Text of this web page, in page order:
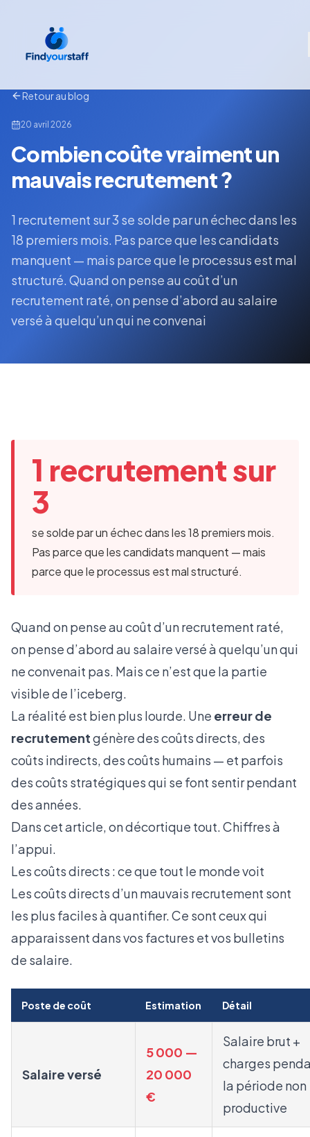
Retour au blog
20 avril 2026
Combien coûte vraiment un
mauvais recrutement ?
1 recrutement sur 3 se solde par un échec dans les
18 premiers mois. Pas parce que les candidats
manquent — mais parce que le processus est mal
structuré. Quand on pense au coût d’un
recrutement raté, on pense d’abord au salaire
versé à quelqu’un qui ne convenai
1 recrutement sur
3
se solde par un échec dans les 18 premiers mois.
Pas parce que les candidats manquent — mais
parce que le processus est mal structuré.
Quand on pense au coût d’un recrutement raté,
on pense d’abord au salaire versé à quelqu’un qui
ne convenait pas. Mais ce n’est que la partie
visible de l’iceberg.
La réalité est bien plus lourde. Une erreur de
recrutementgénère des coûts directs, des
coûts indirects, des coûts humains — et parfois
des coûts stratégiques qui se font sentir pendant
des années.
Dans cet article, on décortique tout. Chiffres à
l’appui.
Les coûts directs : ce que tout le monde voit
Les coûts directs d’un mauvais recrutement sont
les plus faciles à quantifier. Ce sont ceux qui
apparaissent dans vos factures et vos bulletins
de salaire.
Poste de coût Estimation Détail
Salaire versé
5 000 —
20 000
€
Salaire brut +
charges
la période non
productive